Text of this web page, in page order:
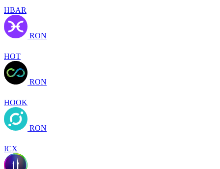
HBAR
RON
HOT
RON
HOOK
RON
ICX